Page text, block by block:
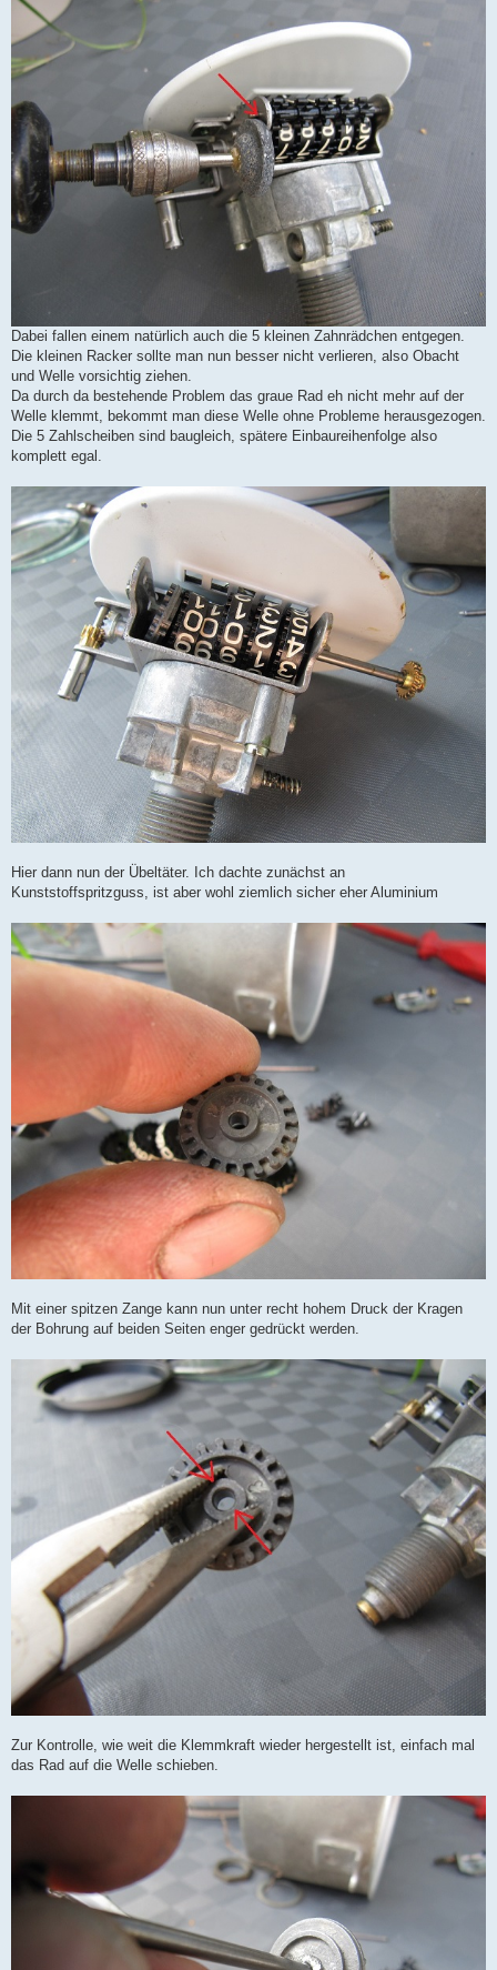
Dabei fallen einem natürlich auch die 5 kleinen Zahnrädchen entgegen.
Die kleinen Racker sollte man nun besser nicht verlieren, also Obacht
und Welle vorsichtig ziehen.
Da durch da bestehende Problem das graue Rad eh nicht mehr auf der
Welle klemmt, bekommt man diese Welle ohne Probleme herausgezogen.
Die 5 Zahlscheiben sind baugleich, spätere Einbaureihenfolge also
komplett egal.
Hier dann nun der Übeltäter. Ich dachte zunächst an
Kunststoffspritzguss, ist aber wohl ziemlich sicher eher Aluminium
Mit einer spitzen Zange kann nun unter recht hohem Druck der Kragen
der Bohrung auf beiden Seiten enger gedrückt werden.
Zur Kontrolle, wie weit die Klemmkraft wieder hergestellt ist, einfach mal
das Rad auf die Welle schieben.